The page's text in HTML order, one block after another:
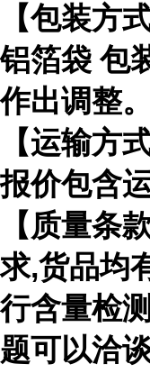
【包装方式
铝箔袋 包
作出调整。
【运输方
报价包含
【质量条
求,货品均
行含量检
题可以洽